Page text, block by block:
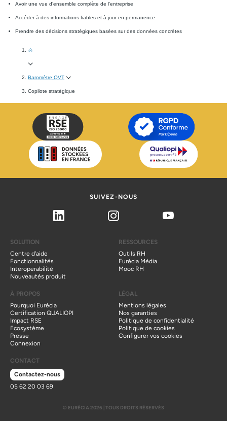
Avoir une vue d’ensemble complète de l'entreprise
Accéder à des informations fiables et à jour en permanence
Prendre des décisions stratégiques basées sur des données concrètes
Baromètre QVT
Copilote stratégique
SUIVEZ-NOUS
Instagram Youtube
SOLUTION
Centre d'aide
Fonctionnalités
Interoperabilité
Nouveautés produit
RESSOURCES
Outils RH
Eurécia Média
Mooc RH
À PROPOS
Pourquoi Eurécia
Certification QUALIOPI
Impact RSE
Ecosystème
Presse
Connexion
LÉGAL
Mentions légales
Nos garanties
Politique de confidentialité
Politique de cookies
Configurer vos cookies
CONTACT
Contactez-nous
05 62 20 03 69
© EURÉCIA 2026 | TOUS DROITS RÉSERVÉS